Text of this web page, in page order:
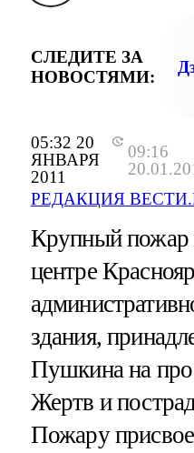
05:32 20
ЯНВАРЯ
2011
09:16
РЕДАКЦИЯ
СЛЕДИТЕ ЗА
НОВОСТЯМИ:
Крупный пожар
центре
здания,
Пушкина на
Жертв и
Пожару